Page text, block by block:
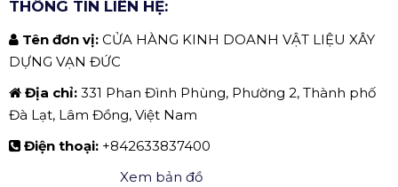
THÔNG TIN LIÊN HỆ:
Tên đơn vị: CỬA HÀNG KINH DOANH VẬT LIỆU XÂY
DỰNG VẠN ĐỨC
Địa chỉ: 331 Phan Đình Phùng, Phường 2, Thành phố
Đà Lạt, Lâm Đồng, Việt Nam
Điện thoại: +842633837400
Xem bản đồ